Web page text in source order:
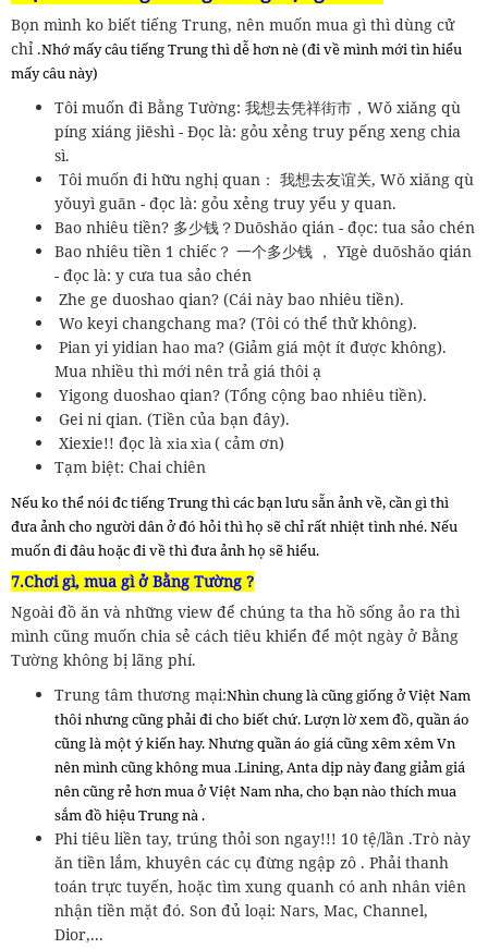
Bọn mình ko biết tiếng Trung, nên muốn mua gì thì dùng cử
chỉ .Nhớ mấy câu tiếng Trung thì dễ hơn nè (đi về mình mới tìn hiểu
mấy câu này)
Tôi muốn đi Bằng Tường: 我想去凭祥街市，Wǒ xiǎng qù
píng xiáng jiēshì - Đọc là: gỏu xẻng truy pếng xeng chia
sì.
Tôi muốn đi hữu nghị quan： 我想去友谊关, Wǒ xiǎng qù
yǒuyì guān - đọc là: gỏu xẻng truy yểu y quan.
Bao nhiêu tiền? 多少钱？Duōshǎo qián - đọc: tua sảo chén
Bao nhiêu tiền 1 chiếc？ 一个多少钱 ， Yīgè duōshǎo qián
- đọc là: y cưa tua sảo chén
Zhe ge duoshao qian? (Cái này bao nhiêu tiền).
Wo keyi changchang ma? (Tôi có thể thử không).
Pian yi yidian hao ma? (Giảm giá một ít được không).
Mua nhiều thì mới nên trả giá thôi ạ
Yigong duoshao qian? (Tổng cộng bao nhiêu tiền).
Gei ni qian. (Tiền của bạn đây).
Xiexie!! đọc là xia xìa( cảm ơn)
Tạm biệt: Chai chiên
Nếu ko thể nói đc tiếng Trung thì các bạn lưu sẵn ảnh về, cần gì thì
đưa ảnh cho người dân ở đó hỏi thì họ sẽ chỉ rất nhiệt tình nhé. Nếu
muốn đi đâu hoặc đi về thì đưa ảnh họ sẽ hiểu.
7.Chơi gì, mua gì ở Bằng Tường ?
Ngoài đồ ăn và những view để chúng ta tha hồ sống ảo ra thì
mình cũng muốn chia sẻ cách tiêu khiển để một ngày ở Bằng
Tường không bị lãng phí.
Trung tâm thương mại:Nhìn chung là cũng giống ở Việt Nam
thôi nhưng cũng phải đi cho biết chứ. Lượn lờ xem đồ, quần áo
cũng là một ý kiến hay. Nhưng quần áo giá cũng xêm xêm Vn
nên mình cũng không mua .Lining, Anta dịp này đang giảm giá
nên cũng rẻ hơn mua ở Việt Nam nha, cho bạn nào thích mua
sắm đồ hiệu Trung nà .
Phi tiêu liền tay, trúng thỏi son ngay!!! 10 tệ/lần .Trò này
ăn tiền lắm, khuyên các cụ đừng ngập zô . Phải thanh
toán trực tuyến, hoặc tìm xung quanh có anh nhân viên
nhận tiền mặt đó. Son đủ loại: Nars, Mac, Channel,
Dior,...